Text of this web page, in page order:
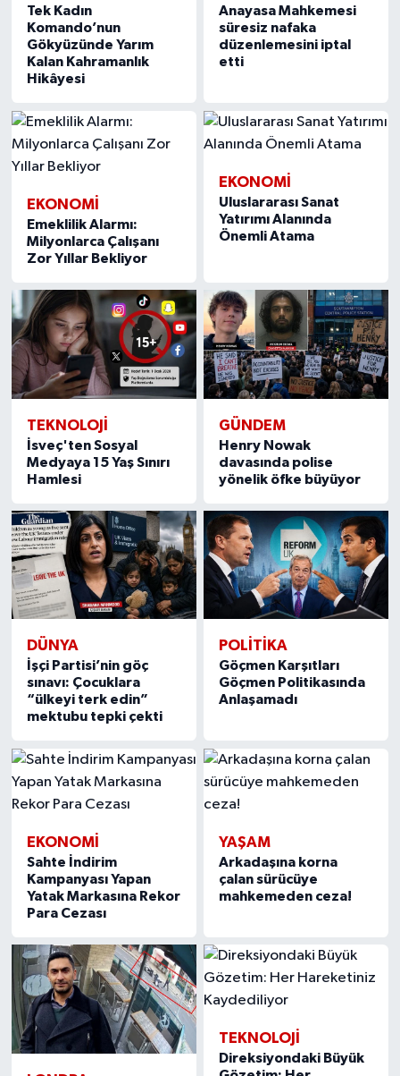
Tek Kadın
Komando’nun
Gökyüzünde Yarım
Kalan Kahramanlık
Hikâyesi
Anayasa Mahkemesi
süresiz nafaka
düzenlemesini iptal
etti
EKONOMİ
Emeklilik Alarmı:
Milyonlarca Çalışanı
Zor Yıllar Bekliyor
EKONOMİ
Uluslararası Sanat
Yatırımı Alanında
Önemli Atama
TEKNOLOJİ
İsveç'ten Sosyal
Medyaya 15 Yaş Sınırı
Hamlesi
GÜNDEM
Henry Nowak
davasında polise
yönelik öfke büyüyor
DÜNYA
İşçi Partisi’nin göç
sınavı: Çocuklara
“ülkeyi terk edin”
mektubu tepki çekti
POLİTİKA
Göçmen Karşıtları
Göçmen Politikasında
Anlaşamadı
EKONOMİ
Sahte İndirim
Kampanyası Yapan
Yatak Markasına Rekor
Para Cezası
YAŞAM
Arkadaşına korna
çalan sürücüye
mahkemeden ceza!
TEKNOLOJİ
Direksiyondaki Büyük